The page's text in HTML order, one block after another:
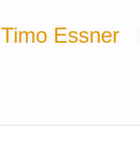
Timo Essner